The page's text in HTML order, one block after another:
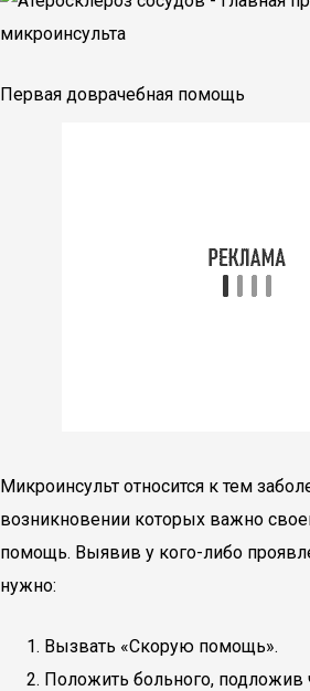
Первая доврачебная помощь
Микроинсульт относится к тем
возникновении которых важно
помощь. Выявив у кого-либо
нужно:
Вызвать «Скорую помощь».
Положить больного, подложив